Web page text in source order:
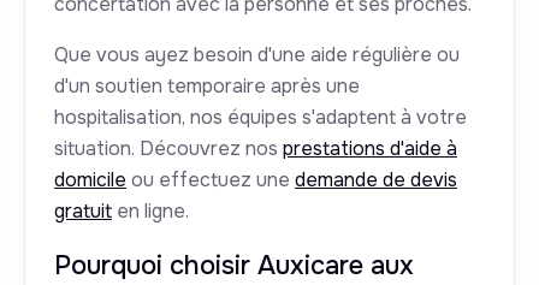
Que vous ayez besoin d'une aide régulière ou
d'un soutien temporaire après une
hospitalisation, nos équipes s'adaptent à votre
situation. Découvrez nos prestations d'aide à
domicile ou effectuez une demande de devis
gratuit en ligne.
Pourquoi choisir Auxicare aux